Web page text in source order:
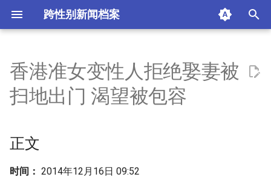
跨性别新闻档案
n
t
a
l
正文
附加信息 [Processed Page
香港准女变性人拒绝娶妻被
扫地出门 渴望被包容
正文
时间： 2014年12月16日 09:52